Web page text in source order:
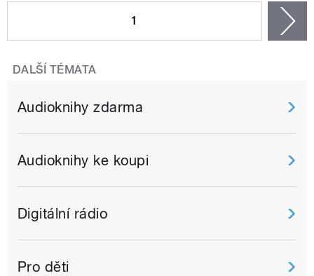
1
DALŠÍ TÉMATA
Audioknihy zdarma
Audioknihy ke koupi
Digitální rádio
Pro děti